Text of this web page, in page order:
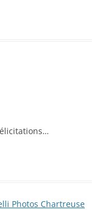
Photos Chartreuse